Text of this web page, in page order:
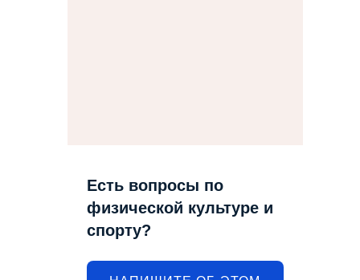
Есть вопросы по
физической культуре и
спорту?